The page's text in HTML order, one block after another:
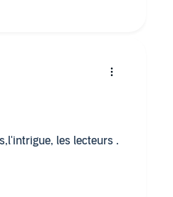
les lecteurs .